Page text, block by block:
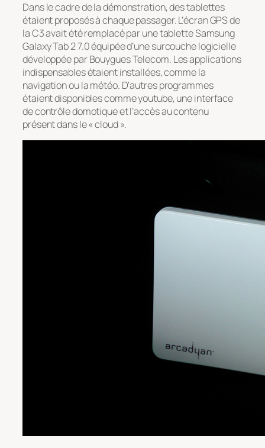
Dans le cadre de la démonstration, des tablettes
étaient proposés à chaque passager. L’écran GPS de
la C3 avait été remplacé par une tablette Samsung
Galaxy Tab 2 7.0 équipée d’une surcouche logicielle
développée par Bouygues Telecom. Les applications
indispensables étaient installées, comme la
navigation ou la météo. D’autres programmes
étaient disponibles comme youtube, une interface
de contrôle domotique et l’accès au contenu
présent dans le « cloud ».